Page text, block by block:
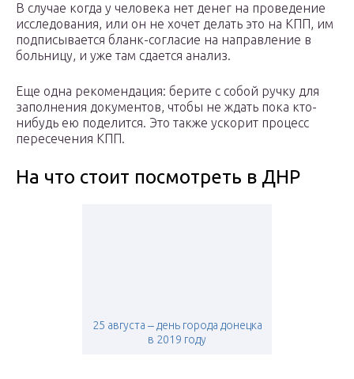
В случае когда у человека нет денег на проведение
исследования, или он не хочет делать это на КПП, им
подписывается бланк-согласие на направление в
больницу, и уже там сдается анализ.
Еще одна рекомендация: берите с собой ручку для
заполнения документов, чтобы не ждать пока кто-
нибудь ею поделится. Это также ускорит процесс
пересечения КПП.
На что стоит посмотреть в ДНР
25 августа ‒ день города донецка
в 2019 году